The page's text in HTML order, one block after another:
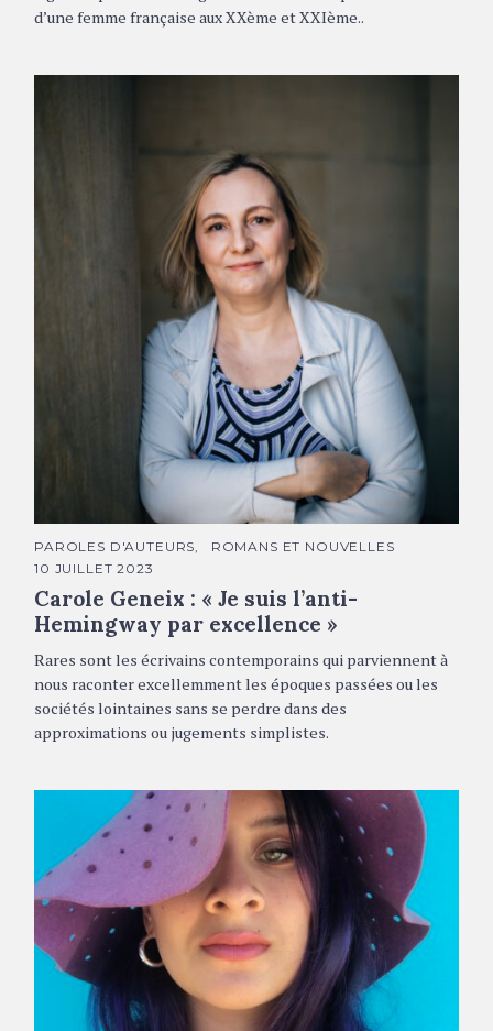
d’une femme française aux XXème et XXIème..
Carole Geneix © Juliette Fradin
C
T
É
G
O
R
E
PAROLES D'AUTEURS
ROMANS ET NOUVELLES
10 JUILLET 2023
Carole Geneix : « Je suis l’anti-
Hemingway par excellence »
Rares sont les écrivains contemporains qui parviennent à
nous raconter excellemment les époques passées ou les
sociétés lointaines sans se perdre dans des
approximations ou jugements simplistes.